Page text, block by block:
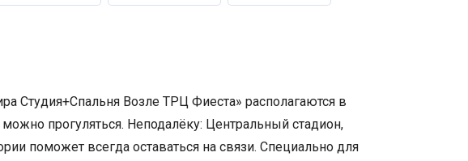
Студия+Спальня Возле ТРЦ Фиеста» располагаются в
прогуляться. Неподалёку: Центральный стадион,
поможет всегда оставаться на связи. Специально для